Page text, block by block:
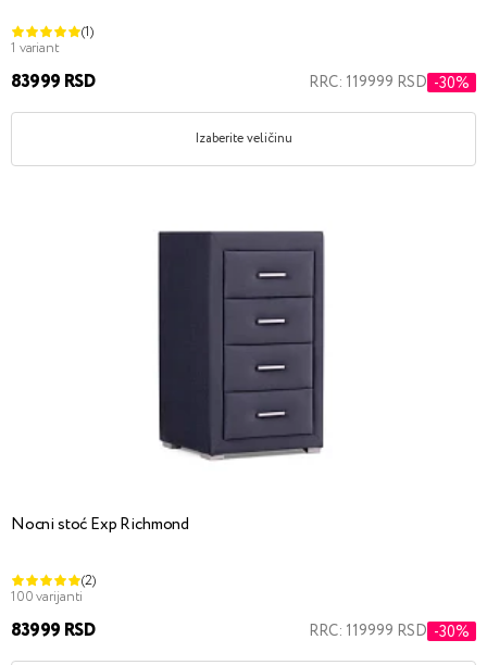
(1)
1 variant
83999 RSD RRC: 119999 RSD -30%
Izaberite veličinu
Nocni stoć Exp Richmond
(2)
100 varijanti
83999 RSD RRC: 119999 RSD -30%